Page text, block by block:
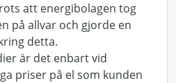
att energibolagen tog
på allvar och gjorde en
detta.
är det enbart vid
priser på el som kunden